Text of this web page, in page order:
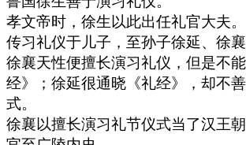
孝文帝时，徐生以此出任礼官大夫。
传习礼仪于儿子，至孙子徐延、徐襄
徐襄天性便擅长演习礼仪，但是不
经》；徐延很通晓《礼经》，却不
式。
徐襄以擅长演习礼节仪式当了汉王